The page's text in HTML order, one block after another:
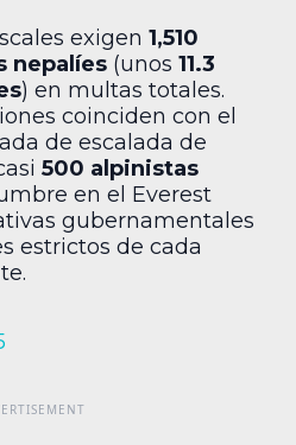
exigen 1,510
nepalíes (unos 11.3
) en multas totales.
coinciden con el
de escalada de
500 alpinistas
en el Everest
gubernamentales
estrictos de cada